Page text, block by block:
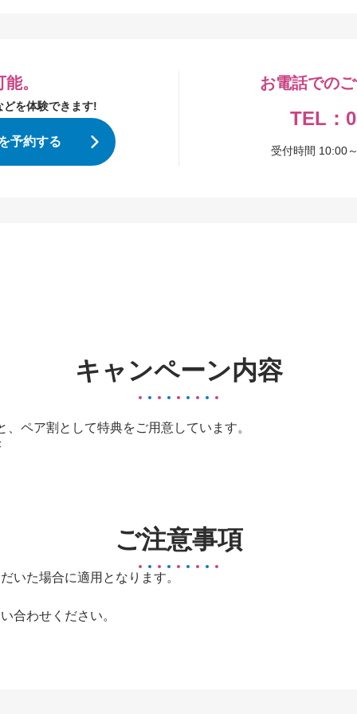
。
を体験できます!
予約する
お電話での
TEL：
受付時間 10:00
キャンペーン内容
ペア割として特典をご用意しています。​
ご注意事項
いた場合に適用となります。​​
合わせください。